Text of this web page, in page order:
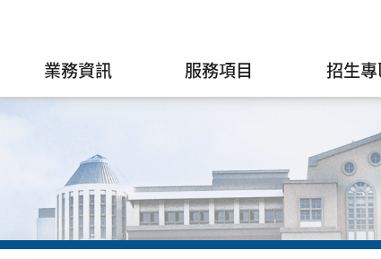
業務資訊 服務項目 招生